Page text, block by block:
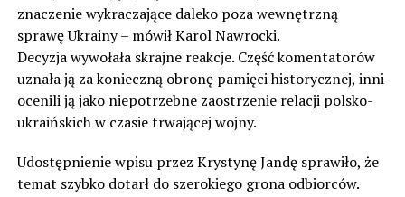
znaczenie wykraczające daleko poza wewnętrzną
sprawę Ukrainy – mówił Karol Nawrocki.
Decyzja wywołała skrajne reakcje. Część komentatorów
uznała ją za konieczną obronę pamięci historycznej, inni
ocenili ją jako niepotrzebne zaostrzenie relacji polsko-
ukraińskich w czasie trwającej wojny.
Udostępnienie wpisu przez Krystynę Jandę sprawiło, że
temat szybko dotarł do szerokiego grona odbiorców.